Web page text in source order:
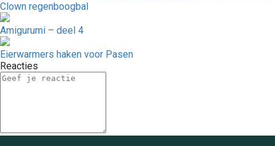
Clown regenboogbal
Amigurumi – deel 4
Eierwarmers haken voor Pasen
Reacties